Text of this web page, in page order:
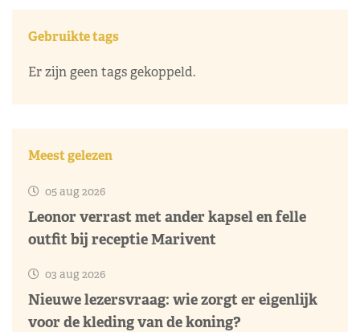
Gebruikte tags
Er zijn geen tags gekoppeld.
Meest gelezen
05 aug 2026
Leonor verrast met ander kapsel en felle
outfit bij receptie Marivent
03 aug 2026
Nieuwe lezersvraag: wie zorgt er eigenlijk
voor de kleding van de koning?